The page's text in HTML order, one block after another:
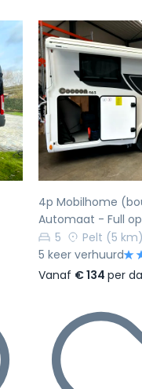
Volgende Vorige
4p Mobilhome
Automaat - Full
5
Pelt (5 km)
5 keer verhuurd
Vanaf € 134per